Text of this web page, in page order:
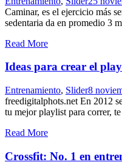
Caminar, es el ejercicio más
sedentaria da en promedio 3
Read More
Ideas para crear el
Entrenamiento, Slider8
freedigitalphots.net En 2012
tu mejor playlist para correr,
Read More
Crossfit: No. 1 en